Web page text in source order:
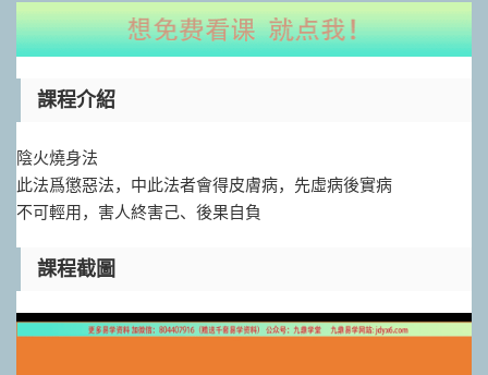
課程介紹
陰火燒身法
此法爲懲惡法，中此法者會得皮膚病，先虛病後實病
不可輕用，害人終害己、後果自負
課程截圖